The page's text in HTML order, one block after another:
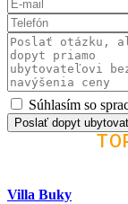
Súhlasím so
Poslať dopyt
Villa Buky